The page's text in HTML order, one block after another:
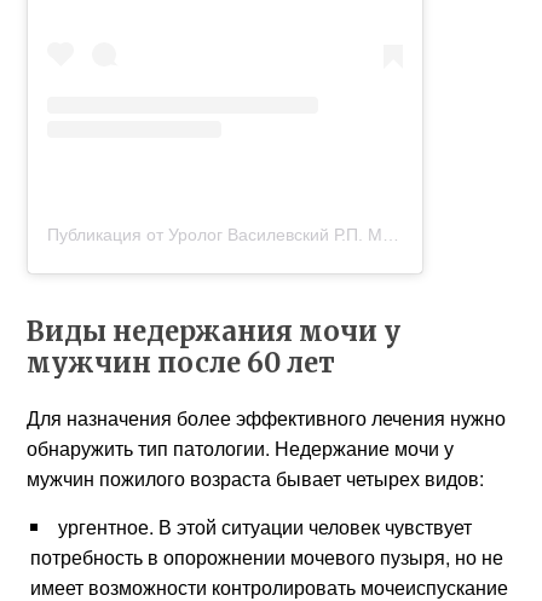
Виды недержания мочи у
мужчин после 60 лет
Для назначения более эффективного лечения нужно
обнаружить тип патологии. Недержание мочи у
мужчин пожилого возраста бывает четырех видов:
ургентное. В этой ситуации человек чувствует
потребность в опорожнении мочевого пузыря, но не
имеет возможности контролировать мочеиспускание